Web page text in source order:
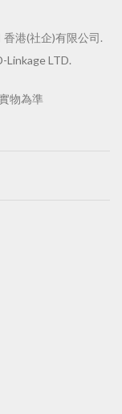
港(社企)有限公司.
Linkage LTD.
物為準